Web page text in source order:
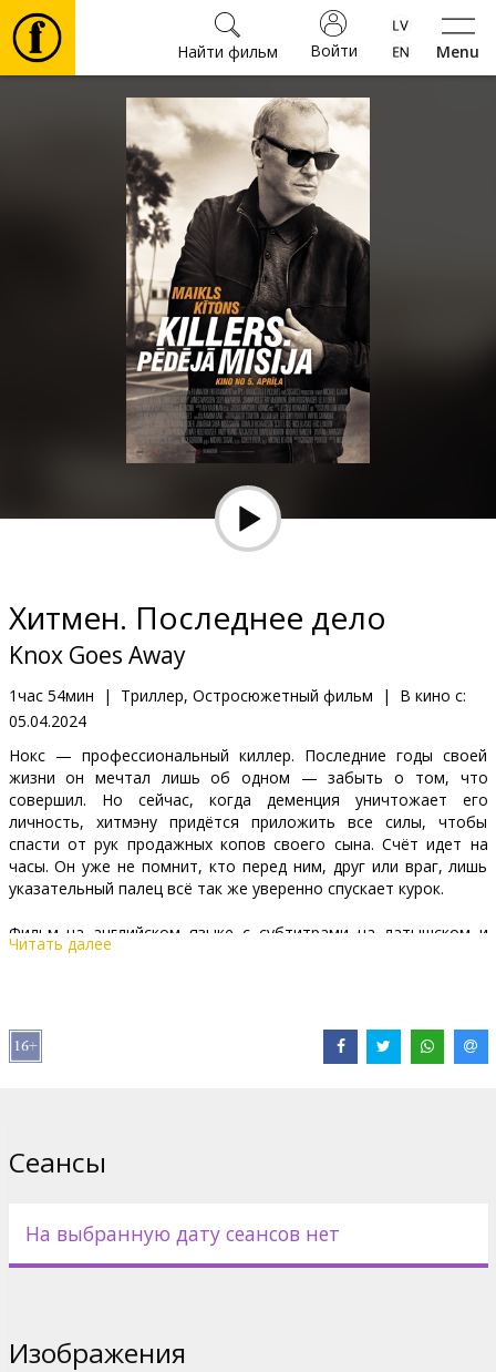
Menu
Войти
Найти фильм
Фильмы
Культура
Мероприятия
Новости
Подарки
Клуб
Хитмен. Последнее дело
Knox Goes Away
1час 54мин | Триллер, Остросюжетный фильм |
В кино с:
05.04.2024
Нокс — профессиональный киллер. Последние годы своей
жизни он мечтал лишь об одном — забыть о том, что
совершил. Но сейчас, когда деменция уничтожает его
личность, хитмэну придётся приложить все силы, чтобы
спасти от рук продажных копов своего сына. Счёт идет на
часы. Он уже не помнит, кто перед ним, друг или враг, лишь
указательный палец всё так же уверенно спускает курок.
Фильм на английском языке с субтитрами на латышском и
русском языках.
Дистрибьютор:
Pежиссер :
Читать далее
Сеансы
На выбранную дату сеансов нет
Изображения